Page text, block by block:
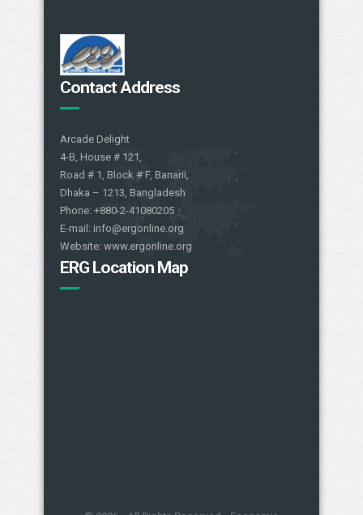
Contact Address
Arcade Delight
4-B, House # 121,
Road # 1, Block # F, Banani,
Dhaka – 1213, Bangladesh
Phone: +880-2-41080205
E-mail: info@ergonline.org
Website: www.ergonline.org
ERG Location Map